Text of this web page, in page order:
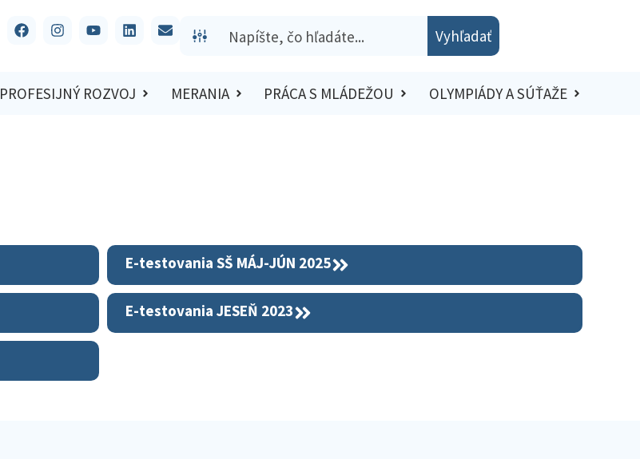
Vyhľadať
PROFESIJNÝ ROZVOJ MERANIA PRÁCA S MLÁDEŽOU OLYMPIÁDY A SÚŤAŽE
E-testovania SŠ MÁJ-JÚN 2025
E-testovania JESEŇ 2023